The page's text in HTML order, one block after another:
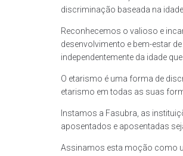
discriminação baseada na
Reconhecemos o valioso e
desenvolvimento e bem-estar
independentemente da idade
O etarismo é uma forma de
etarismo em todas as suas
Instamos a Fasubra, as
aposentados e aposentadas
Assinamos esta moção como